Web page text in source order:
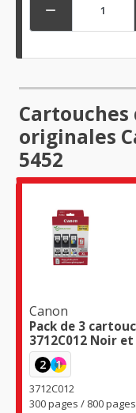

originales
5452
Canon
Pack de 3 cartouches
3712C012 Noir
2 1
3712C012
300 pages / 800 pages